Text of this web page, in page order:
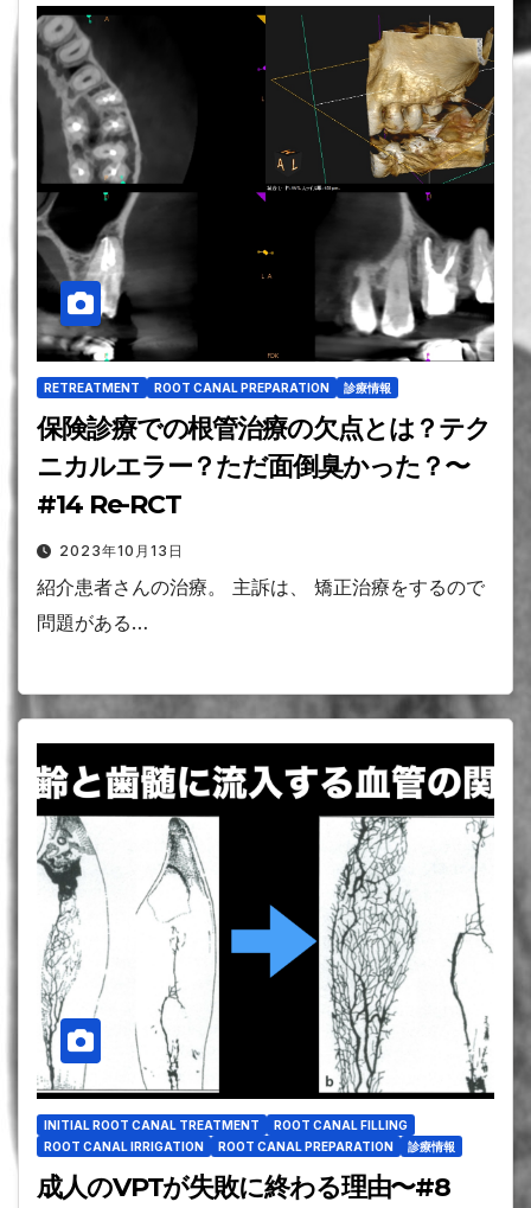
RETREATMENT ROOT CANAL PREPARATION 診療情報
保険診療での根管治療の欠点とは？テク
ニカルエラー？ただ面倒臭かった？〜
#14 Re-RCT
2023年10月13日
紹介患者さんの治療。 主訴は、 矯正治療をするので
問題がある…
INITIAL ROOT CANAL TREATMENT
ROOT CANAL FILLING
ROOT CANAL IRRIGATION
ROOT CANAL PREPARATION 診療情報
成人のVPTが失敗に終わる理由〜#8